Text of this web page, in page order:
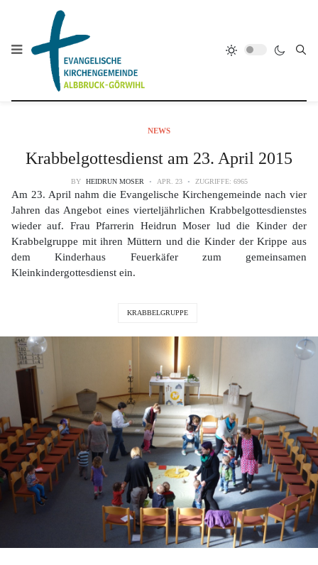
NEWS
Krabbelgottesdienst am 23. April 2015
BY HEIDRUN MOSER APR. 23 ZUGRIFFE: 6965
Am 23. April nahm die Evangelische Kirchengemeinde nach vier
Jahren das Angebot eines vierteljährlichen Krabbelgottesdienstes
wieder auf. Frau Pfarrerin Heidrun Moser lud die Kinder der
Krabbelgruppe mit ihren Müttern und die Kinder der Krippe aus
dem Kinderhaus Feuerkäfer zum gemeinsamen
Kleinkindergottesdienst ein.
KRABBELGRUPPE